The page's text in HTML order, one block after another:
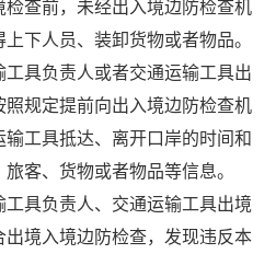
查前，未经出入境边防检查机
下人员、装卸货物或者物品。
具负责人或者交通运输工具出
规定提前向出入境边防检查机
工具抵达、离开口岸的时间和
客、货物或者物品等信息。
具负责人、交通运输工具出境
出境入境边防检查，发现违反本